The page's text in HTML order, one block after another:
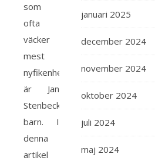
som
ofta
väcker
mest
nyfikenhet
är Jan
Stenbecks
barn. I
denna
artikel
januari 2025
december 2024
november 2024
oktober 2024
juli 2024
maj 2024